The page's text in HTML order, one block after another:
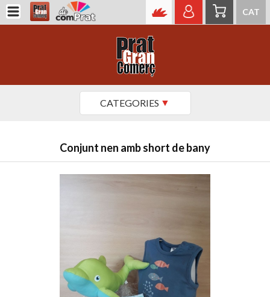
CAT
CATEGORIES
Conjunt nen amb short de bany